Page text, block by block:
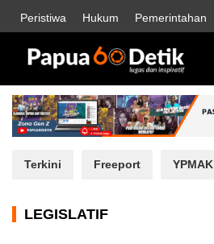
Peristiwa Hukum Pemerintahan
Terkini Freeport YPMAK
LEGISLATIF